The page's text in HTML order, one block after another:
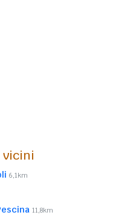
vicini
6,1km
11,8km